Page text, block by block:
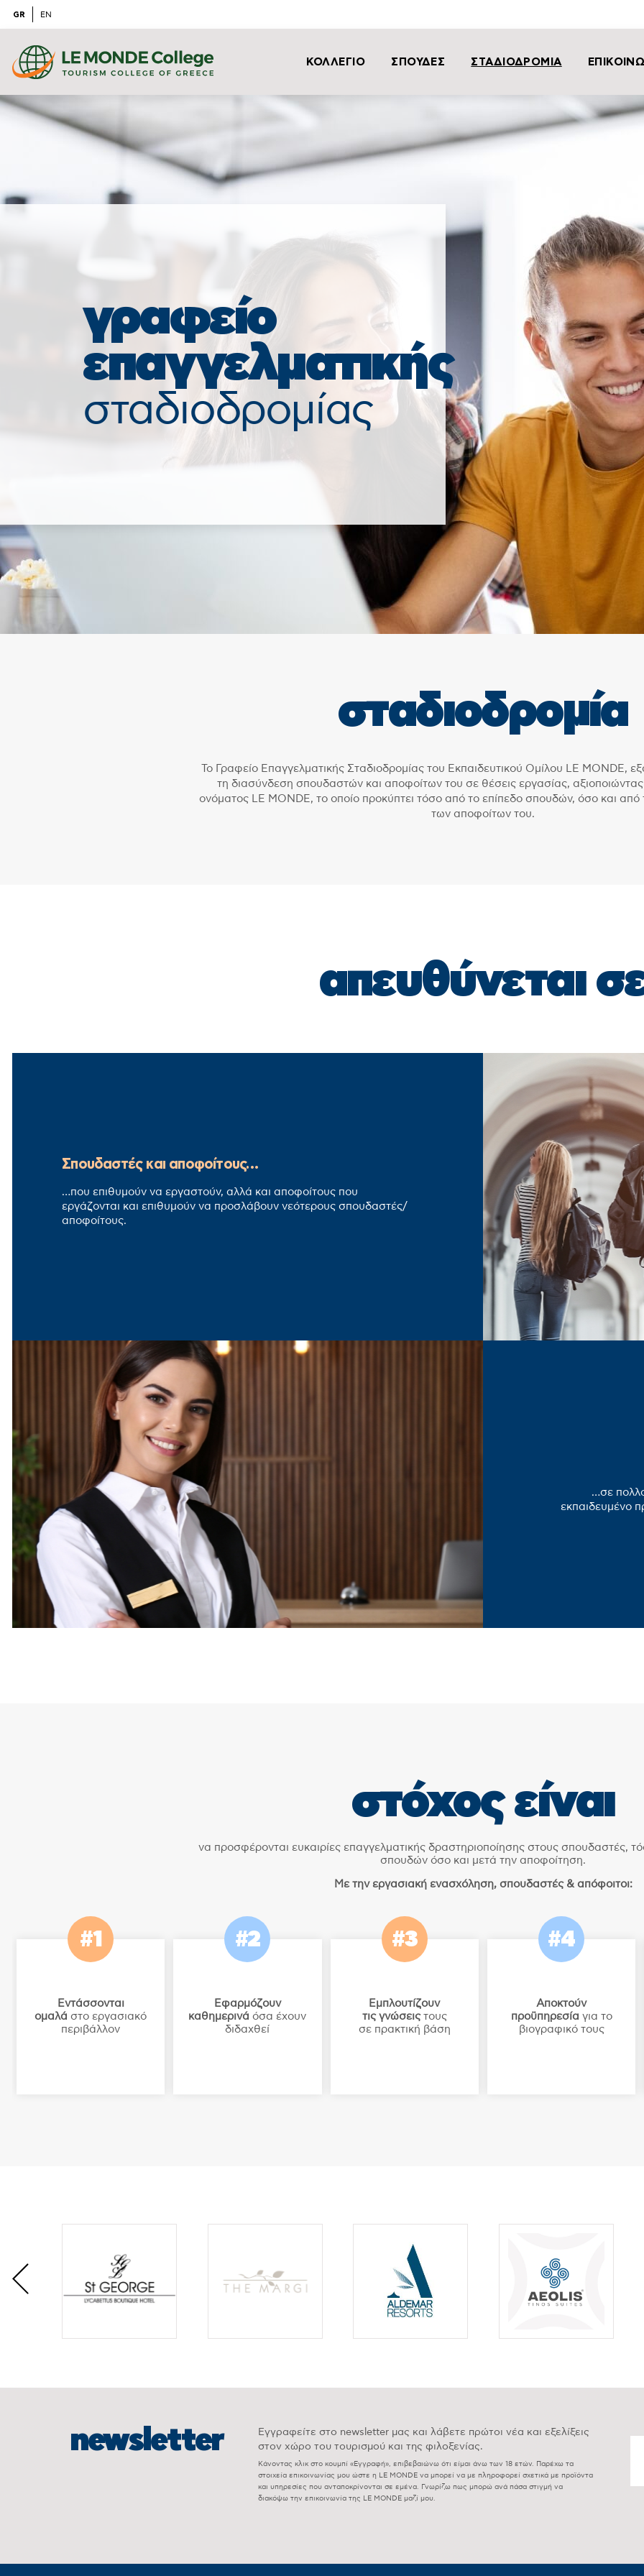
GR EN
ΚΟΛΛΕΓΙΟ ΣΠΟΥΔΕΣ ΣΤΑΔΙΟΔΡΟΜΙΑ
γραφείο
επαγγελματικής
σταδιοδρομίας
σταδιοδρομία
Το Γραφείο Επαγγελματικής Σταδιοδρομίας του Εκπαιδευτικού Ομίλου LE MONDE,
τη διασύνδεση σπουδαστών και αποφοίτων του σε θέσεις εργασίας,
ονόματος LE MONDE, το οποίο προκύπτει τόσο από το επίπεδο σπουδών, όσο και από
των αποφοίτων του.
απευθύνεται
Σπουδαστές και αποφοίτους…
…που επιθυμούν να εργαστούν, αλλά και αποφοίτους που
εργάζονται και επιθυμούν να προσλάβουν νεότερους σπουδαστές/
αποφοίτους.
…σε
εκπαιδευμένο
στόχος είναι
να προσφέρονται ευκαιρίες επαγγελματικής δραστηριοποίησης στους σπουδαστές,
σπουδών όσο και μετά την αποφοίτηση.
Με την εργασιακή ενασχόληση, σπουδαστές & απόφοιτοι:
#1
Εντάσσονται
ομαλά στο εργασιακό
περιβάλλον
#2
Εφαρμόζουν
καθημερινά όσα έχουν
διδαχθεί
#3
Εμπλουτίζουν
τις γνώσειςτους
σε πρακτική βάση
#4
Αποκτούν
προϋπηρεσία για το
βιογραφικό τους
newsletter
Εγγραφείτε στο newsletter μας και λάβετε πρώτοι νέα και εξελίξεις
στον χώρο του τουρισμού και της φιλοξενίας.
Κάνοντας κλικ στο κουμπί «Εγγραφή», επιβεβαιώνω ότι είμαι άνω των 18 ετών. Παρέχω τα
στοιχεία επικοινωνίας μου ώστε η LE MONDE να μπορεί να με πληροφορεί σχετικά με προϊόντα
και υπηρεσίες που ανταποκρίνονται σε εμένα. Γνωρίζω πως μπορώ ανά πάσα στιγμή να
διακόψω την επικοινωνία της LE MONDE μαζί μου.